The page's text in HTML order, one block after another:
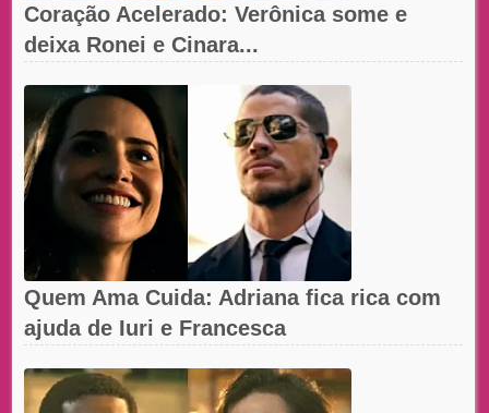
Coração Acelerado: Verônica some e
deixa Ronei e Cinara...
Quem Ama Cuida: Adriana fica rica com
ajuda de Iuri e Francesca